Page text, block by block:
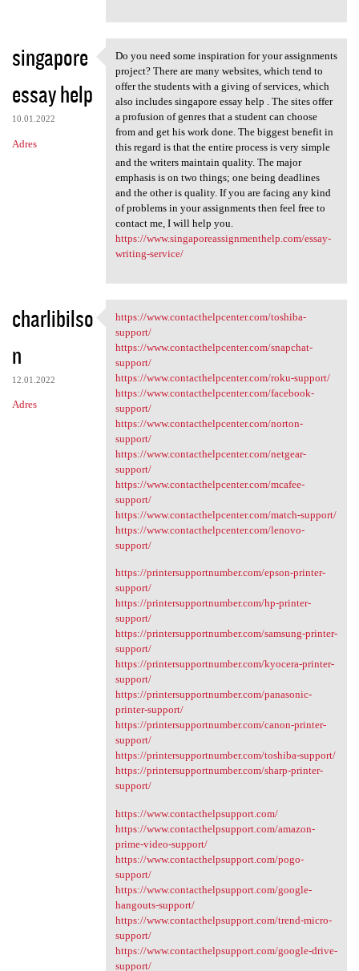
singapore
essay help
10.01.2022
Adres
Do you need some inspiration
Do you need some inspiration for your assignments
project? There are many websites, which tend to
offer the students with a giving of services, which
also includes singapore essay help . The sites offer
a profusion of genres that a student can choose
from and get his work done. The biggest benefit in
this regard is that the entire process is very simple
and the writers maintain quality. The major
emphasis is on two things; one being deadlines
and the other is quality. If you are facing any kind
of problems in your assignments then feel free to
contact me, I will help you.
https://www.singaporeassignmenthelp.com/essay-
writing-service/
charlibilso
n
12.01.2022
Adres
https://www.contacthelpcenter
https://www.contacthelpcenter.com/toshiba-
support/
https://www.contacthelpcenter.com/snapchat-
support/
https://www.contacthelpcenter.com/roku-support/
https://www.contacthelpcenter.com/facebook-
support/
https://www.contacthelpcenter.com/norton-
support/
https://www.contacthelpcenter.com/netgear-
support/
https://www.contacthelpcenter.com/mcafee-
support/
https://www.contacthelpcenter.com/match-support/
https://www.contacthelpcenter.com/lenovo-
support/
https://printersupportnumber.com/epson-printer-
support/
https://printersupportnumber.com/hp-printer-
support/
https://printersupportnumber.com/samsung-printer-
support/
https://printersupportnumber.com/kyocera-printer-
support/
https://printersupportnumber.com/panasonic-
printer-support/
https://printersupportnumber.com/canon-printer-
support/
https://printersupportnumber.com/toshiba-support/
https://printersupportnumber.com/sharp-printer-
support/
https://www.contacthelpsupport.com/
https://www.contacthelpsupport.com/amazon-
prime-video-support/
https://www.contacthelpsupport.com/pogo-
support/
https://www.contacthelpsupport.com/google-
hangouts-support/
https://www.contacthelpsupport.com/trend-micro-
support/
https://www.contacthelpsupport.com/google-drive-
support/